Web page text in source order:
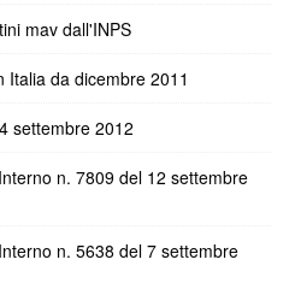
mav dall'INPS
da dicembre 2011
settembre 2012
n. 7809 del 12 settembre
n. 5638 del 7 settembre